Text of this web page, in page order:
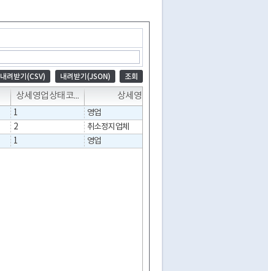
내려받기(CSV) 내려받기(JSON) 조회
상세영업상태코드 상세영업상태명
T T
1 영업
2
취소정지업체
1 영업